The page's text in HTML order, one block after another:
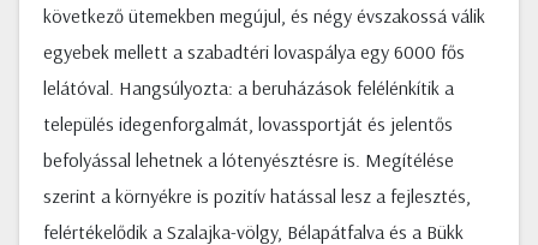
következő ütemekben megújul, és négy évszakossá válik
egyebek mellett a szabadtéri lovaspálya egy 6000 fős
lelátóval. Hangsúlyozta: a beruházások felélénkítik a
település idegenforgalmát, lovassportját és jelentős
befolyással lehetnek a lótenyésztésre is. Megítélése
szerint a környékre is pozitív hatással lesz a fejlesztés,
felértékelődik a Szalajka-völgy, Bélapátfalva és a Bükk